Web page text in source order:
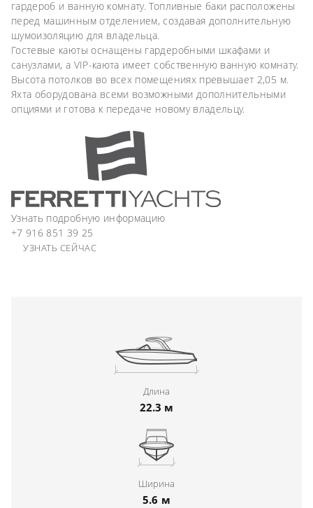
гардероб и ванную комнату. Топливные баки расположены
перед машинным отделением, создавая дополнительную
шумоизоляцию для владельца.
Гостевые каюты оснащены гардеробными шкафами и
санузлами, а VIP-каюта имеет собственную ванную комнату.
Высота потолков во всех помещениях превышает 2,05 м.
Яхта оборудована всеми возможными дополнительными
опциями и готова к передаче новому владельцу.
Узнать подробную информацию
+7 916 851 39 25
УЗНАТЬ СЕЙЧАС
Длина
22.3 м
Ширина
5.6 м